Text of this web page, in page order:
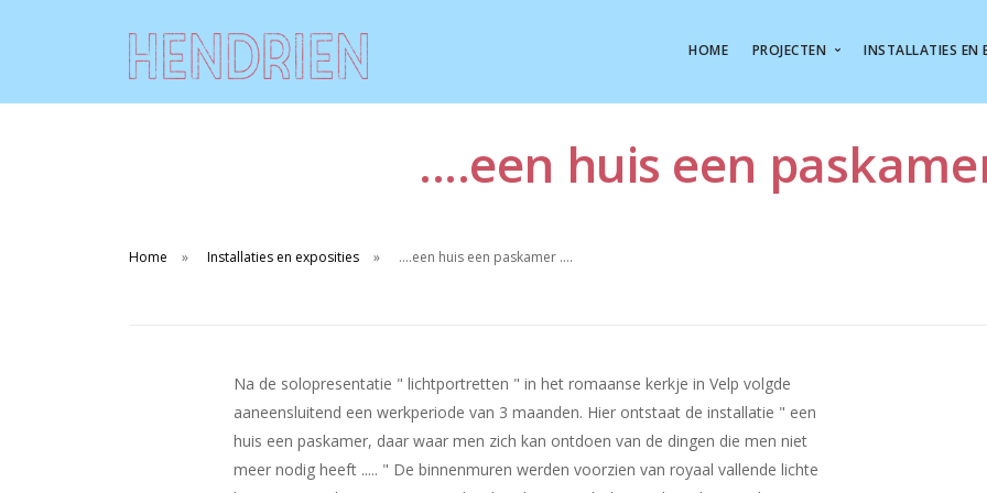
HOME PROJECTEN
The Ironing
INSTALLATIES EN
....een huis een
Home Installaties en exposities ....een huis een paskamer ....
Na de solopresentatie " lichtportretten " in het romaanse kerkje in Velp volgde
aaneensluitend een werkperiode van 3 maanden. Hier ontstaat de installatie " een
huis een paskamer, daar waar men zich kan ontdoen van de dingen die men niet
meer nodig heeft ..... " De binnenmuren werden voorzien van royaal vallende lichte